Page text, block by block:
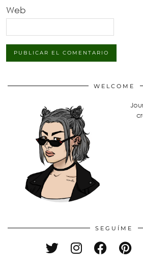
Web
WELCOME
SEGUÍME